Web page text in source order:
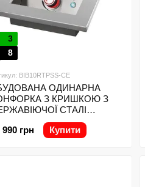
3
8
BIB10RTPSS-CE
ОДИНАРНА
З КРИШКОЮ З
СТАЛІ
700 SERIES
990 грн
Купити